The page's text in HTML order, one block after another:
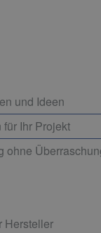
und Ideen
Ihr Projekt
ohne
Hersteller